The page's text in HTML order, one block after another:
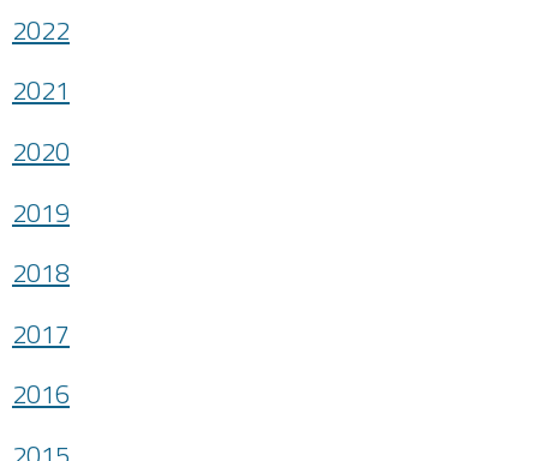
2022
2021
2020
2019
2018
2017
2016